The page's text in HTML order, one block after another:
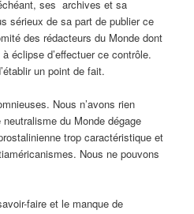
ses archives et sa
sérieux de sa part de publier ce
des rédacteurs du Monde dont
éclipse d’effectuer ce contrôle.
un point de fait.
Nous n’avons rien
du Monde dégage
trop caractéristique et
Nous ne pouvons
faire et le manque de